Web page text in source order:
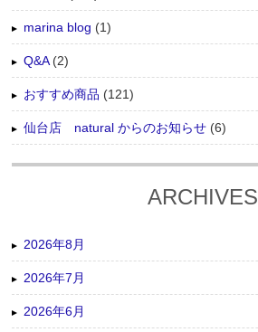
marina blog (1)
Q&A(2)
おすすめ商品 (121)
仙台店 natural からのお知らせ (6)
ARCHIVES
2026年8月
2026年7月
2026年6月